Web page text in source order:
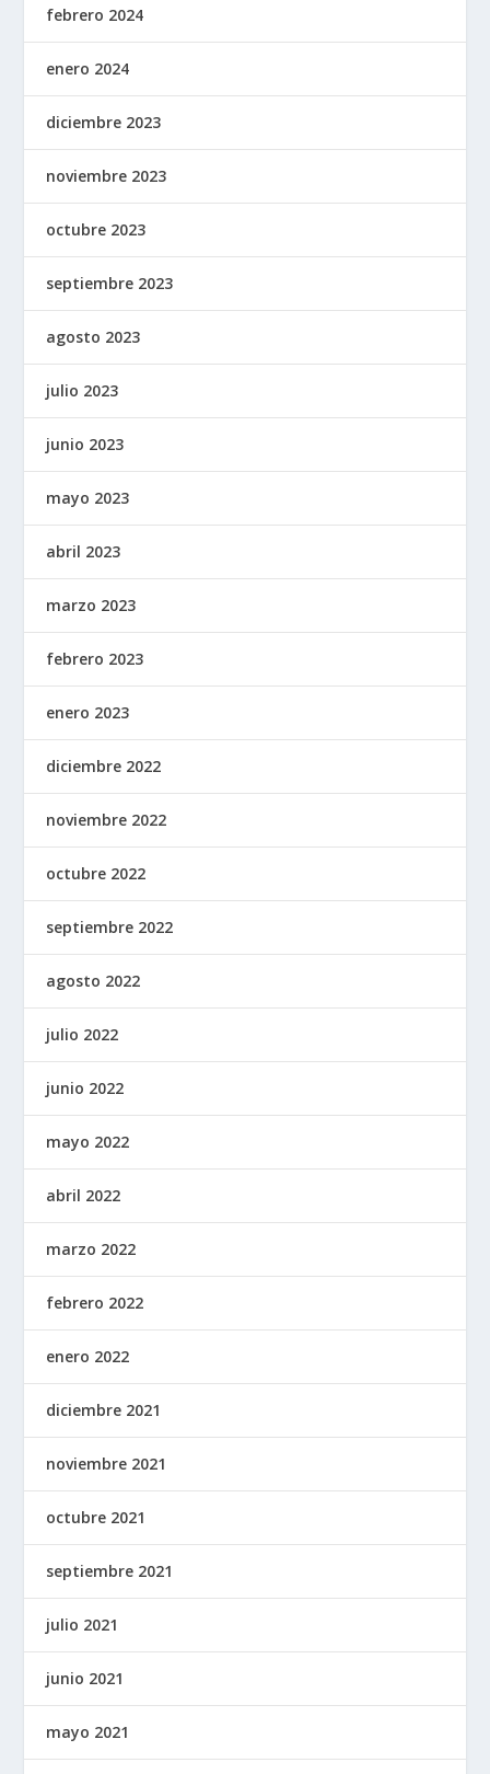
febrero 2024
enero 2024
diciembre 2023
noviembre 2023
octubre 2023
septiembre 2023
agosto 2023
julio 2023
junio 2023
mayo 2023
abril 2023
marzo 2023
febrero 2023
enero 2023
diciembre 2022
noviembre 2022
octubre 2022
septiembre 2022
agosto 2022
julio 2022
junio 2022
mayo 2022
abril 2022
marzo 2022
febrero 2022
enero 2022
diciembre 2021
noviembre 2021
octubre 2021
septiembre 2021
julio 2021
junio 2021
mayo 2021